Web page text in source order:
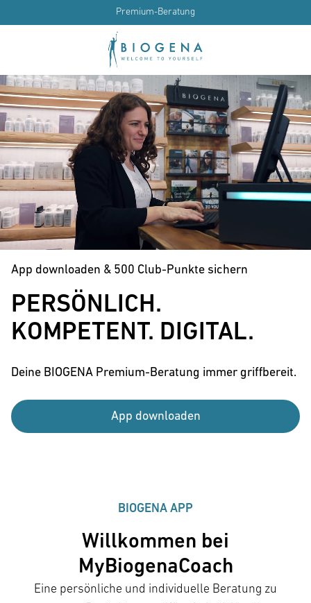
Premium-Beratung
App downloaden & 500 Club-Punkte sichern
PERSÖNLICH.
KOMPETENT. DIGITAL.
Deine BIOGENA Premium-Beratung immer griffbereit.
App downloaden
BIOGENA APP
Willkommen bei
MyBiogenaCoach
Eine persönliche und individuelle Beratung zu